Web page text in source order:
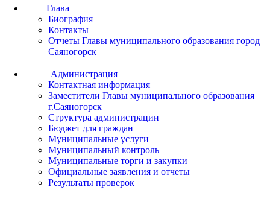
Глава
Биография
Контакты
Отчеты Главы муниципального образования город
Саяногорск
Администрация
Контактная информация
Заместители Главы муниципального образования
г.Саяногорск
Структура администрации
Бюджет для граждан
Муниципальные услуги
Муниципальный контроль
Муниципальные торги и закупки
Официальные заявления и отчеты
Результаты проверок